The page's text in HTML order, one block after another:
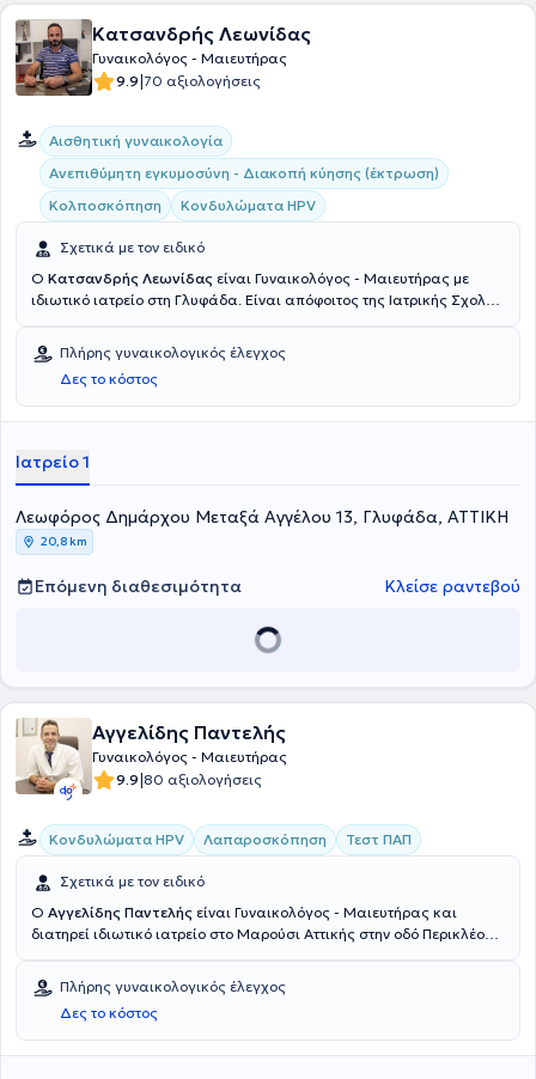
Κατσανδρής Λεωνίδας
Γυναικολόγος - Μαιευτήρας
9.9|70 αξιολογήσεις
Αισθητική γυναικολογία
Ανεπιθύμητη εγκυμοσύνη - Διακοπή κύησης (έκτρωση)
Κολποσκόπηση
Κονδυλώματα HPV
Σχετικά με τον ειδικό
Ο Κατσανδρής Λεωνίδας είναι Γυναικολόγος - Μαιευτήρας με
ιδιωτικό ιατρείο στη Γλυφάδα. Είναι απόφοιτος της Ιατρικής Σχολής
κατέχει Δίπλωμα Εξειδίκευσης στην Ελάχιστα Επεμβατική
Λαπαροσκοπική Χειρουργική από το World Laparoscopy Hospital
του Δελχί της Ινδίας. Παράλληλα με το ιατρείο του εργάζεται και
στο Μαιευτήριο "Ιασώ", ενώ έχει λάβει την ειδίκευση του στη
Νοσοκομείου - Μαιευτηρίου "Έλενα Βενιζέλου". Τέλος, φροντίζοντας
για τη συνεχή του εκπαίδευση συμμετέχει σε συνέδρια σχετικά με τη
Πλήρης γυναικολογικός έλεγχος
Δες το κόστος
Ιατρείο 1
Λεωφόρος Δημάρχου Μεταξά Αγγέλου 13, Γλυφάδα, ΑΤΤΙΚΗ
20,8 km
Επόμενη διαθεσιμότητα Κλείσε ραντεβού
Αγγελίδης Παντελής
Γυναικολόγος - Μαιευτήρας
9.9|80 αξιολογήσεις
Κονδυλώματα HPV Λαπαροσκόπηση Τεστ ΠΑΠ
Σχετικά με τον ειδικό
Ο Αγγελίδης Παντελής είναι Γυναικολόγος - Μαιευτήρας και
διατηρεί ιδιωτικό ιατρείο στο Μαρούσι Αττικής στην οδό Περικλέους
στην Ιταλία, με άριστα και διαθέτει master στη ελάχιστα
επεμβατική και ρομποτική χειρουργική. Ολοκλήρωσε τη
στρατιωτική του θητεία και εργάστηκε ως αγροτικός ιατρός στο
Κέντρο Υγείας Πραμάντων, οπού και εκπλήρωσε την υπηρεσία
Πλήρης γυναικολογικός έλεγχος
Δες το κόστος